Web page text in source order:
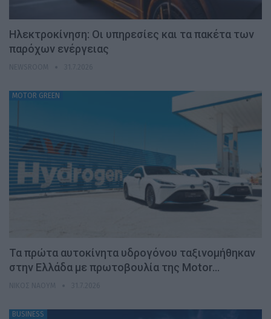
Ηλεκτροκίνηση: Οι υπηρεσίες και τα πακέτα των
παρόχων ενέργειας
MOTOR GREEN
Τα πρώτα αυτοκίνητα υδρογόνου ταξινομήθηκαν
στην Ελλάδα με πρωτοβουλία της Motor…
BUSINESS